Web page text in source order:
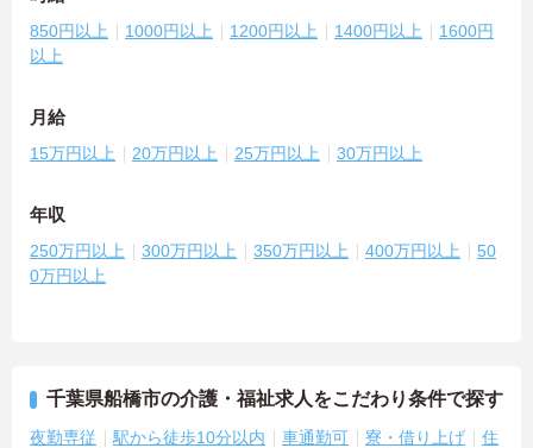
850円以上 1000円以上 1200円以上 1400円以上
1600円
以上
月給
15万円以上 20万円以上 25万円以上 30万円以上
年収
250万円以上 300万円以上 350万円以上 400万円以上
50
0万円以上
千葉県船橋市の介護・福祉求人をこだわり条件で探す
夜勤専従 駅から徒歩10分以内 車通勤可 寮・借り上げ
住